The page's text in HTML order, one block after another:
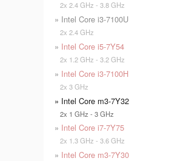
2x 2.4 GHz - 3.8 GHz
» Intel Core i3-7100U
2x 2.4 GHz
» Intel Core i5-7Y54
2x 1.2 GHz - 3.2 GHz
» Intel Core i3-7100H
2x 3 GHz
» Intel Core m3-7Y32
2x 1 GHz - 3 GHz
» Intel Core i7-7Y75
2x 1.3 GHz - 3.6 GHz
» Intel Core m3-7Y30